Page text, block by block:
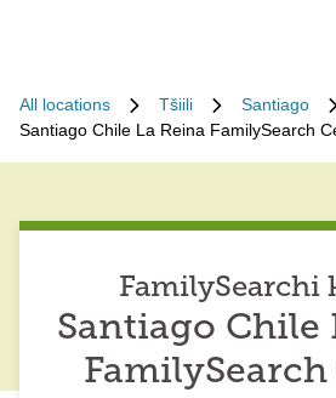
All locations Tšiili
Santiago
Santiago Chile La Reina FamilySearch
FamilySearchi
Santiago Chile